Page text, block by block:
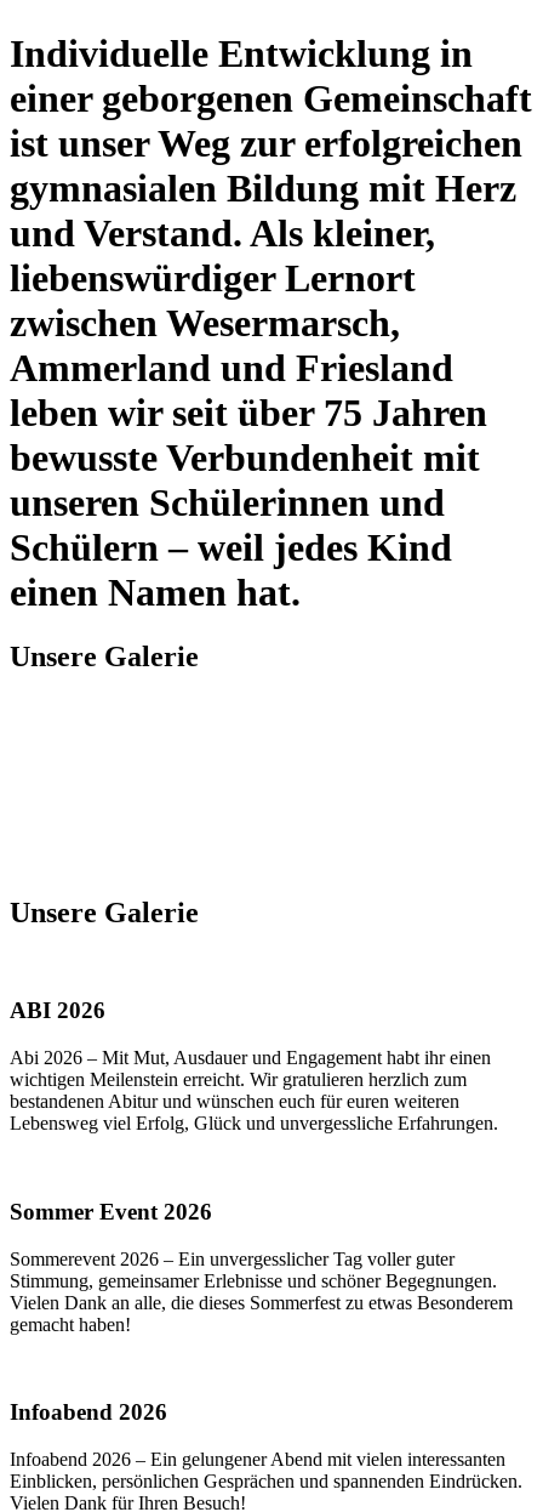
Individuelle Entwicklung in
einer geborgenen Gemeinschaft
ist unser Weg zur erfolgreichen
gymnasialen Bildung mit Herz
und Verstand. Als kleiner,
liebenswürdiger Lernort
zwischen Wesermarsch,
Ammerland und Friesland
leben wir seit über 75 Jahren
bewusste Verbundenheit mit
unseren Schülerinnen und
Schülern – weil jedes Kind
einen Namen hat.
Unsere Galerie
Unsere Galerie
ABI 2026
Abi 2026 – Mit Mut, Ausdauer und Engagement habt ihr einen
wichtigen Meilenstein erreicht. Wir gratulieren herzlich zum
bestandenen Abitur und wünschen euch für euren weiteren
Lebensweg viel Erfolg, Glück und unvergessliche Erfahrungen.
Sommer Event 2026
Sommerevent 2026 – Ein unvergesslicher Tag voller guter
Stimmung, gemeinsamer Erlebnisse und schöner Begegnungen.
Vielen Dank an alle, die dieses Sommerfest zu etwas Besonderem
gemacht haben!
Infoabend 2026
Infoabend 2026 – Ein gelungener Abend mit vielen interessanten
Einblicken, persönlichen Gesprächen und spannenden Eindrücken.
Vielen Dank für Ihren Besuch!